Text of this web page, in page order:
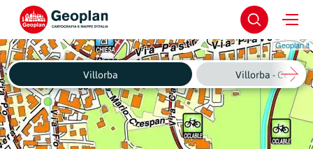
Geoplan.it
Villorba Villorba - Centro